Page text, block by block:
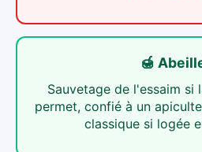
🍯
Sauvetage de l'essaim si
permet, confié à un
classique si logée